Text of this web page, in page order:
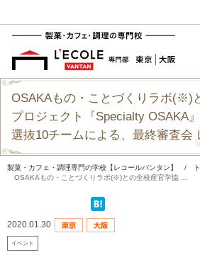
OSAKAもの・ことづくりラボ(※)
プロジェクト『Specialty OSAKA
選抜10チームによる、最終審査会
製菓・カフェ・調理専門の学校【レコールバンタン】 /
OSAKAもの・ことづくりラボ(※)との全校産官学協 ...
2020.01.30
イベント